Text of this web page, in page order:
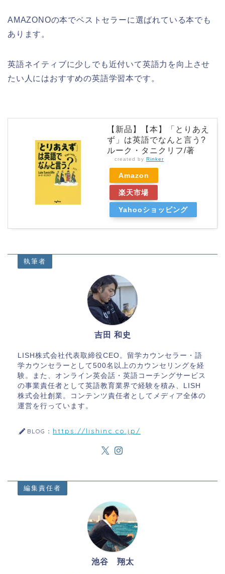
AMAZONOの本でベストセラーに選ばれている本でも
あります。
英語ネイティブに少しでも近付いて英語力を向上させ
たい人にはおすすめの英語学習本です。
【新品】【本】「とりあえ
ず」は英語でなんと言う?
ルーク・タニクリフ/著
created by Rinker
Amazon
楽天市場
Yahooショッピング
執筆者
吉田 和史
LISH株式会社代表取締役CEO。留学カウンセラー・語
学カウンセラーとして500名以上のカウンセリングを経
験。また、オンライン英会話・英語コーチングサービス
の事業責任者として英語教育業界で経験を積み、LISH
株式会社創業。コンテンツ責任者としてメディア全体の
運営を行っています。
BLOG： https://lishinc.co.jp/
編集責任者
池谷 翔太